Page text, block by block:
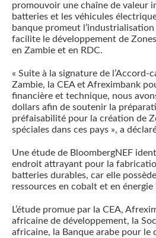
promouvoir une chaîne de valeur
batteries et les véhicules
banque promeut
facilite le développement de
en Zambie et en RDC.
« Suite à la signature de l’Accord-
Zambie, la CEA et Afreximbank
financière et technique, nous
dollars afin de soutenir la
préfaisabilité pour la création de
spéciales dans ces pays », a
Une étude de BloombergNEF
endroit attrayant pour la
batteries durables, car elle
ressources en cobalt et en
L’étude promue par la CEA,
africaine de développement, la
africaine, la Banque arabe pour le